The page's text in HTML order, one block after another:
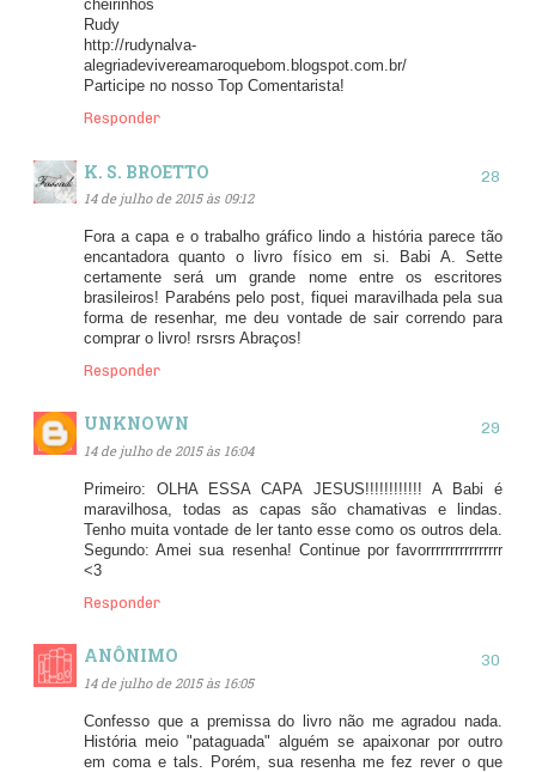
cheirinhos
Rudy
http://rudynalva-
alegriadevivereamaroquebom.blogspot.com.br/
Participe no nosso Top Comentarista!
Responder
K. S. BROETTO
14 de julho de 2015 às 09:12
Fora a capa e o trabalho gráfico lindo a história parece tão
encantadora quanto o livro físico em si. Babi A. Sette
certamente será um grande nome entre os escritores
brasileiros! Parabéns pelo post, fiquei maravilhada pela sua
forma de resenhar, me deu vontade de sair correndo para
comprar o livro! rsrsrs Abraços!
Responder
UNKNOWN
14 de julho de 2015 às 16:04
Primeiro: OLHA ESSA CAPA JESUS!!!!!!!!!!!! A Babi é
maravilhosa, todas as capas são chamativas e lindas.
Tenho muita vontade de ler tanto esse como os outros dela.
Segundo: Amei sua resenha! Continue por favorrrrrrrrrrrrrrrr
<3
Responder
ANÔNIMO
14 de julho de 2015 às 16:05
Confesso que a premissa do livro não me agradou nada.
História meio "pataguada" alguém se apaixonar por outro
em coma e tals. Porém, sua resenha me fez rever o que